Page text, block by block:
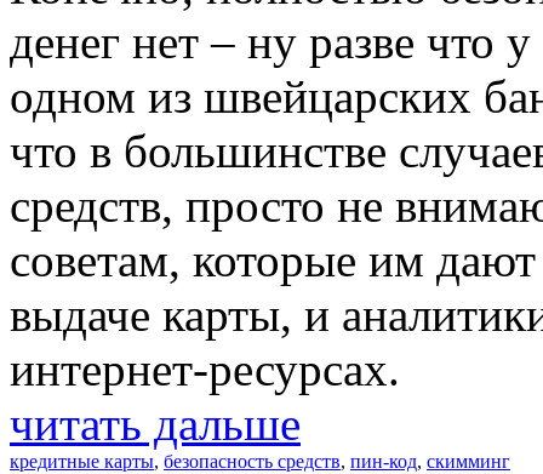
денег нет – ну разве что
одном из швейцарских
что в большинстве
средств, просто не
советам, которые им
выдаче карты, и
интернет-ресурсах.
читать дальше
кредитные карты, безопасность средств, пин-код, скимминг